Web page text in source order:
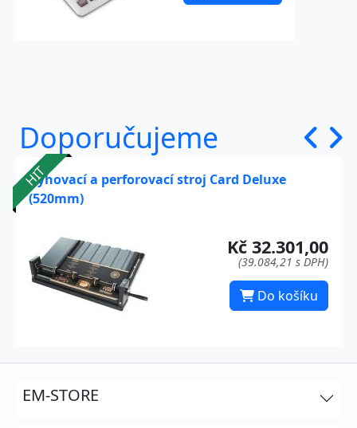
Doporučujeme
HIT
Rýhovací a perforovací stroj Card Deluxe
(520mm)
Kč 32.301,00
(39.084,21 s DPH)
Do košíku
EM-STORE